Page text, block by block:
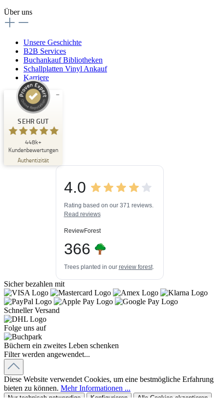
Über uns
Unsere Geschichte
B2B Services
Buchankauf Bibliotheken
Schallplatten Vinyl Ankauf
Karriere
SEHR GUT
448k+
Kundenbewertungen
Authentizität
Kundenbewertungen und Erfahrungen zu
SEHR GUT
4,84
/
5,00
3
ProvenExpert.com
Blick aufs ProvenExpert-Profil werfen
06.08.2026
4.0
Rating based on our 371 reviews.
Read reviews
ReviewForest
366
Trees planted in our review forest.
Sicher bezahlen mit
Schneller Versand
Folge uns auf
Büchern ein zweites Leben schenken
Filter werden angewendet...
Diese Website verwendet Cookies, um eine bestmögliche Erfahrung
bieten zu können. Mehr Informationen ...
Nur technisch notwendige Konfigurieren Alle Cookies akzeptieren